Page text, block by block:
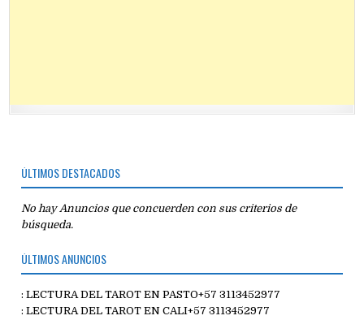
ÚLTIMOS DESTACADOS
No hay Anuncios que concuerden con sus criterios de
búsqueda.
ÚLTIMOS ANUNCIOS
: LECTURA DEL TAROT EN PASTO+57 3113452977
: LECTURA DEL TAROT EN CALI+57 3113452977